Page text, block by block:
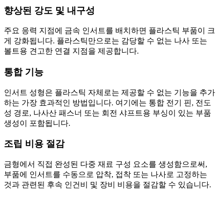
향상된 강도 및 내구성
주요 응력 지점에 금속 인서트를 배치하면 플라스틱 부품이 크
게 강화됩니다. 플라스틱만으로는 감당할 수 없는 나사 또는
볼트용 견고한 연결 지점을 제공합니다.
통합 기능
인서트 성형은 플라스틱 자체로는 제공할 수 없는 기능을 추가
하는 가장 효과적인 방법입니다. 여기에는 통합 전기 핀, 전도
성 경로, 나사산 패스너 또는 회전 샤프트용 부싱이 있는 부품
생성이 포함됩니다.
조립 비용 절감
금형에서 직접 완성된 다중 재료 구성 요소를 생성함으로써,
부품에 인서트를 수동으로 압착, 접착 또는 나사로 고정하는
것과 관련된 후속 인건비 및 장비 비용을 절감할 수 있습니다.